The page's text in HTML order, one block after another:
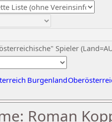
Spieler
Burgenland
Roman